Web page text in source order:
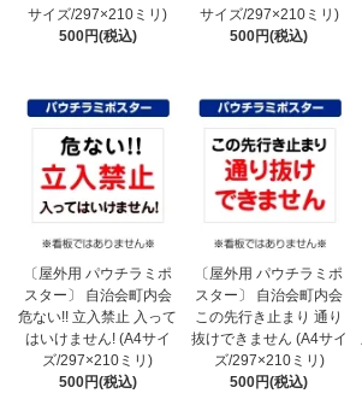
サイズ/297×210ミリ)
500円(税込)
サイズ/297×210ミリ)
500円(税込)
〔屋外用 パウチラミポ
スター〕 自治会町内会
危ない!! 立入禁止 入って
はいけません! (A4サイ
ズ/297×210ミリ)
500円(税込)
〔屋外用 パウチラミポ
スター〕 自治会町内会
この先行き止まり 通り
抜けできません (A4サイ
ズ/297×210ミリ)
500円(税込)